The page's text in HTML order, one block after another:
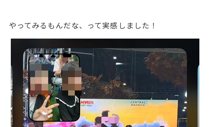
やってみるもんだな、って実感しました！